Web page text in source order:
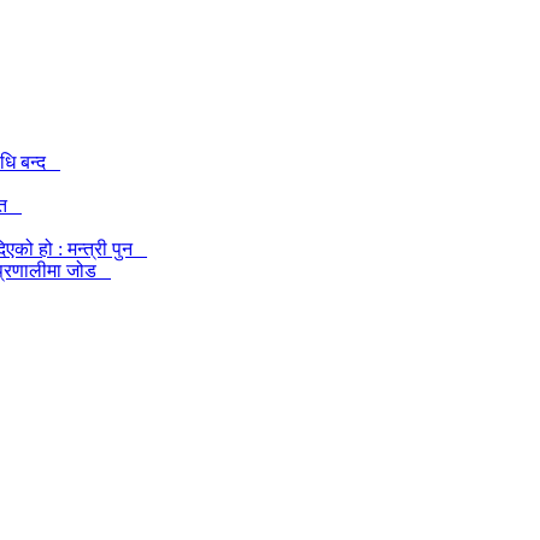
बन्द
हो : मन्त्री पुन
जोड